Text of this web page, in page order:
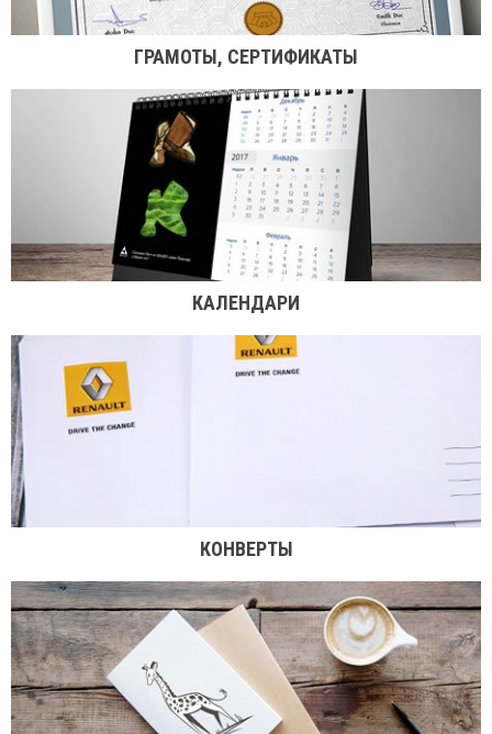
ГРАМОТЫ, СЕРТИФИКАТЫ
КАЛЕНДАРИ
КОНВЕРТЫ